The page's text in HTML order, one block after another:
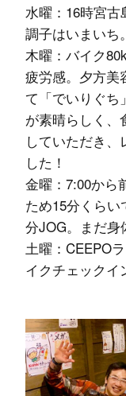
水曜：16時宮
調子はいまいち。
木曜：バイク
疲労感。夕方美
て「でいりぐち
が素晴らしく、
していただき、
した！
金曜：7:00から
ため15分くら
分JOG。まだ身
土曜：CEEPO
イクチェックイ